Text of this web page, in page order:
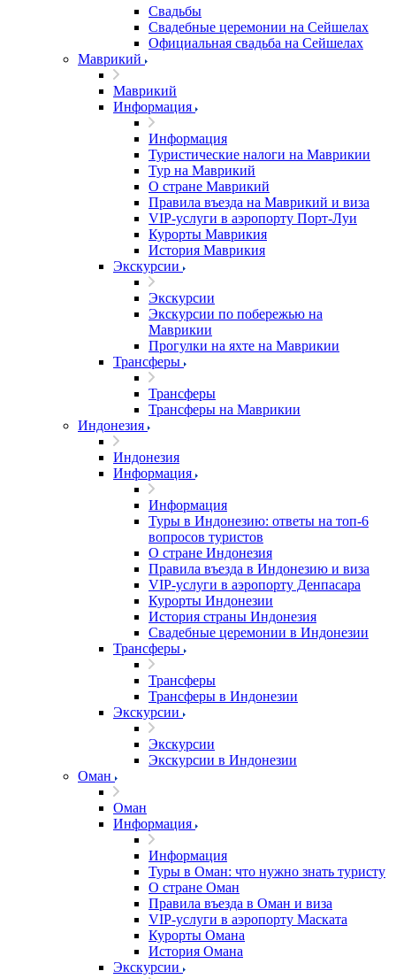
Свадьбы
Свадебные церемонии на Сейшелах
Официальная свадьба на Сейшелах
Маврикий
Маврикий
Информация
Информация
Туристические налоги на Маврикии
Тур на Маврикий
О стране Маврикий
Правила въезда на Маврикий и виза
VIP-услуги в аэропорту Порт-Луи
Курорты Маврикия
История Маврикия
Экскурсии
Экскурсии
Экскурсии по побережью на
Маврикии
Прогулки на яхте на Маврикии
Трансферы
Трансферы
Трансферы на Маврикии
Индонезия
Индонезия
Информация
Информация
Туры в Индонезию: ответы на топ-6
вопросов туристов
О стране Индонезия
Правила въезда в Индонезию и виза
VIP-услуги в аэропорту Денпасара
Курорты Индонезии
История страны Индонезия
Свадебные церемонии в Индонезии
Трансферы
Трансферы
Трансферы в Индонезии
Экскурсии
Экскурсии
Экскурсии в Индонезии
Оман
Оман
Информация
Информация
Туры в Оман: что нужно знать туристу
О стране Оман
Правила въезда в Оман и виза
VIP-услуги в аэропорту Маската
Курорты Омана
История Омана
Экскурсии